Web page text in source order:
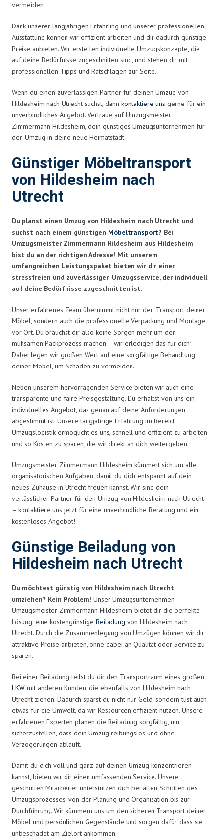
vermeiden.
Dank unserer langjährigen Erfahrung und unserer professionellen
Ausstattung können wir effizient arbeiten und dir dadurch günstige
Preise anbieten. Wir erstellen individuelle Umzugskonzepte, die
auf deine Bedürfnisse zugeschnitten sind, und stehen dir mit
professionellen Tipps und Ratschlägen zur Seite.
Wenn du einen zuverlässigen Partner für deinen Umzug von
Hildesheim nach Utrecht suchst, dann kontaktiere uns gerne für ein
unverbindliches Angebot. Vertraue auf Umzugsmeister
Zimmermann Hildesheim, dein günstiges Umzugsunternehmen für
den Umzug in deine neue Heimatstadt.
Günstiger Möbeltransport
von Hildesheim nach
Utrecht
Du planst einen Umzug von Hildesheim nach Utrecht und
suchst nach einem günstigen Möbeltransport? Bei
Umzugsmeister Zimmermann Hildesheim aus Hildesheim
bist du an der richtigen Adresse! Mit unserem
umfangreichen Leistungspaket bieten wir dir einen
stressfreien und zuverlässigen Umzugsservice, der individuell
auf deine Bedürfnisse zugeschnitten ist.
Unser erfahrenes Team übernimmt nicht nur den Transport deiner
Möbel, sondern auch die professionelle Verpackung und Montage
vor Ort. Du brauchst dir also keine Sorgen mehr um den
mühsamen Packprozess machen – wir erledigen das für dich!
Dabei legen wir großen Wert auf eine sorgfältige Behandlung
deiner Möbel, um Schäden zu vermeiden.
Neben unserem hervorragenden Service bieten wir auch eine
transparente und faire Preisgestaltung. Du erhältst von uns ein
individuelles Angebot, das genau auf deine Anforderungen
abgestimmt ist. Unsere langjährige Erfahrung im Bereich
Umzugslogistik ermöglicht es uns, schnell und effizient zu arbeiten
und so Kosten zu sparen, die wir direkt an dich weitergeben.
Umzugsmeister Zimmermann Hildesheim kümmert sich um alle
organisatorischen Aufgaben, damit du dich entspannt auf dein
neues Zuhause in Utrecht freuen kannst. Wir sind dein
verlässlicher Partner für den Umzug von Hildesheim nach Utrecht
– kontaktiere uns jetzt für eine unverbindliche Beratung und ein
kostenloses Angebot!
Günstige Beiladung von
Hildesheim nach Utrecht
Du möchtest günstig von Hildesheim nach Utrecht
umziehen? Kein Problem! Unser Umzugsunternehmen
Umzugsmeister Zimmermann Hildesheim bietet dir die perfekte
Lösung: eine kostengünstige Beiladung von Hildesheim nach
Utrecht. Durch die Zusammenlegung von Umzügen können wir dir
attraktive Preise anbieten, ohne dabei an Qualität oder Service zu
sparen.
Bei einer Beiladung teilst du dir den Transportraum eines großen
LKW mit anderen Kunden, die ebenfalls von Hildesheim nach
Utrecht ziehen. Dadurch sparst du nicht nur Geld, sondern tust auch
etwas für die Umwelt, da wir Ressourcen effizient nutzen. Unsere
erfahrenen Experten planen die Beiladung sorgfältig, um
sicherzustellen, dass dein Umzug reibungslos und ohne
Verzögerungen abläuft.
Damit du dich voll und ganz auf deinen Umzug konzentrieren
kannst, bieten wir dir einen umfassenden Service. Unsere
geschulten Mitarbeiter unterstützen dich bei allen Schritten des
Umzugsprozesses: von der Planung und Organisation bis zur
Durchführung. Wir kümmern uns um den sicheren Transport deiner
Möbel und persönlichen Gegenstände und sorgen dafür, dass sie
unbeschadet am Zielort ankommen.